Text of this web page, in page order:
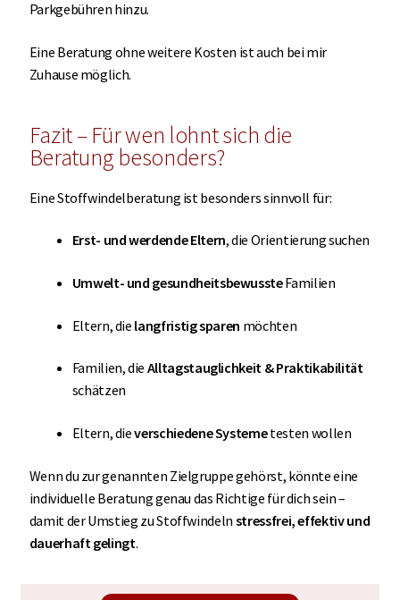
Parkgebühren hinzu.
Eine Beratung ohne weitere Kosten ist auch bei mir
Zuhause möglich.
Fazit – Für wen lohnt sich die
Beratung besonders?
Eine Stoffwindelberatung ist besonders sinnvoll für:
Erst- und werdende Eltern, die Orientierung suchen
Umwelt- und gesundheitsbewussteFamilien
Eltern, die langfristig sparen möchten
Familien, die Alltagstauglichkeit & Praktikabilität
schätzen
Eltern, dieverschiedene Systemetesten wollen
Wenn du zur genannten Zielgruppe gehörst, könnte eine
individuelle Beratung genau das Richtige für dich sein –
damit der Umstieg zu Stoffwindeln stressfrei, effektiv und
dauerhaft gelingt.